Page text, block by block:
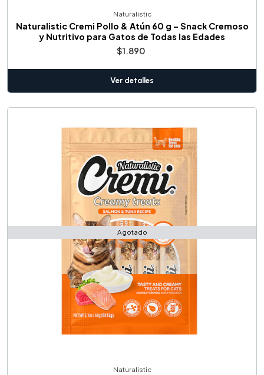
Naturalistic
Naturalistic Cremi Pollo & Atún 60 g – Snack Cremoso
y Nutritivo para Gatos de Todas las Edades
$1.890
Ver detalles
Agotado
Naturalistic